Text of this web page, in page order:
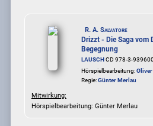
R. A. Salvatore
Drizzt - Die Saga vom
Begegnung
LAUSCHCD 978-3-
Hörspielbearbeitung:
Regie:Günter Merlau
Mitwirkung:
Hörspielbearbeitung: Günter Merlau